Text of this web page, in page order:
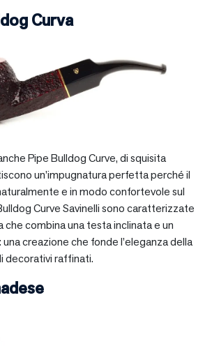
Curva
Pipe Bulldog Curve, di squisita
un’impugnatura perfetta perché il
e in modo confortevole sul
Curve Savinelli sono caratterizzate
che combina una testa inclinata e un
creazione che fonde l’eleganza della
decorativi raffinati.